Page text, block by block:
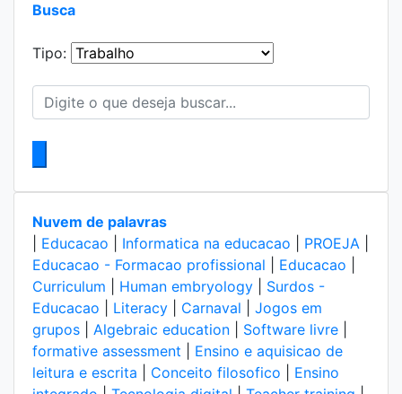
Busca
Tipo:
Nuvem de palavras
Educacao Informatica na educacao PROEJA
Educacao - Formacao profissional
Educacao
Curriculum
Human embryology
Surdos -
Educacao
Literacy Carnaval
Jogos em
grupos
Algebraic education Software livre
formative assessment
Ensino e aquisicao de
leitura e escrita
Conceito filosofico
Ensino